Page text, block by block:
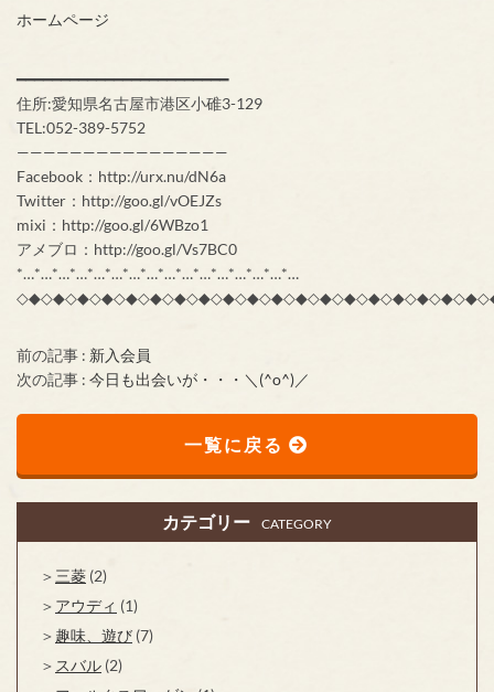
ホームページ
━━━━━━━━━━━━━━━━━━━━━━━━
住所:愛知県名古屋市港区小碓3-129
TEL:052-389-5752
————————————————
Facebook：http://urx.nu/dN6a
Twitter：http://goo.gl/vOEJZs
mixi：http://goo.gl/6WBzo1
アメブロ：http://goo.gl/Vs7BC0
*…*…*…*…*…*…*…*…*…*…*…*…*…*…*…*…
前の記事 : 新入会員
次の記事 : 今日も出会いが・・・＼(^o^)／
一覧に戻る
カテゴリー CATEGORY
三菱 (2)
アウディ (1)
趣味、遊び (7)
スバル (2)